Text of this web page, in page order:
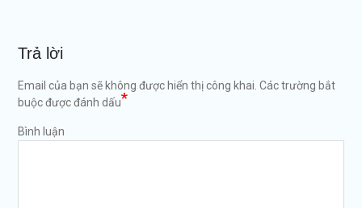
Trả lời
Email của bạn sẽ không được hiển thị công khai. Các trường bắt
buộc được đánh dấu*
Bình luận